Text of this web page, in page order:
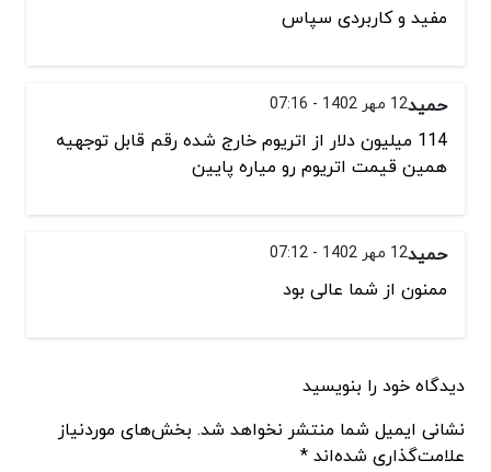
مفید و کاربردی سپاس
حمید12 مهر 1402 - 07:16
114 میلیون دلار از اتریوم خارج شده رقم قابل توجهیه
همین قیمت اتریوم رو میاره پایین
حمید12 مهر 1402 - 07:12
ممنون از شما عالی بود
دیدگاه خود را بنویسید
نشانی ایمیل شما منتشر نخواهد شد. بخش‌های موردنیاز
علامت‌گذاری شده‌اند *